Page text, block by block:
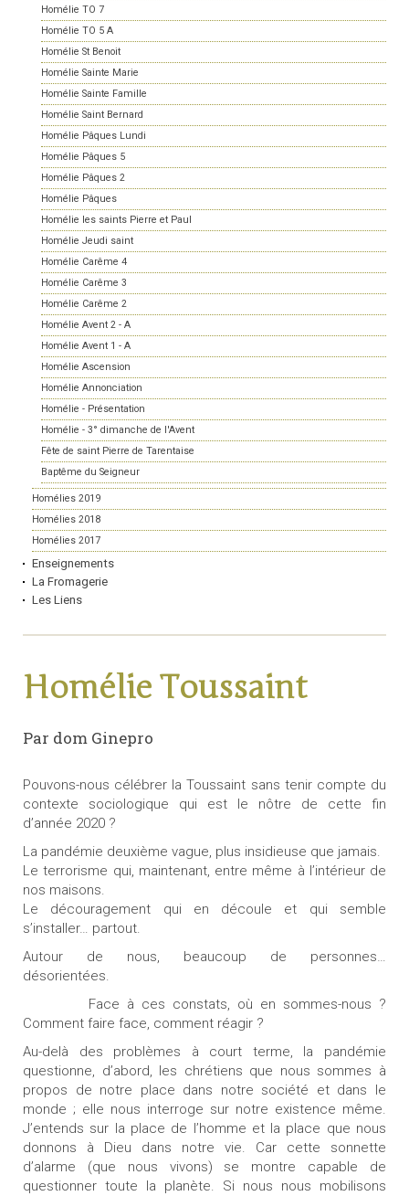
Homélie TO 7
Homélie TO 5 A
Homélie St Benoit
Homélie Sainte Marie
Homélie Sainte Famille
Homélie Saint Bernard
Homélie Pâques Lundi
Homélie Pâques 5
Homélie Pâques 2
Homélie Pâques
Homélie les saints Pierre et Paul
Homélie Jeudi saint
Homélie Carême 4
Homélie Carême 3
Homélie Carême 2
Homélie Avent 2 - A
Homélie Avent 1 - A
Homélie Ascension
Homélie Annonciation
Homélie - Présentation
Homélie - 3° dimanche de l'Avent
Fête de saint Pierre de Tarentaise
Baptême du Seigneur
Homélies 2019
Homélies 2018
Homélies 2017
Enseignements
La Fromagerie
Les Liens
Homélie Toussaint
Par dom Ginepro
Pouvons-nous célébrer la Toussaint sans tenir compte du
contexte sociologique qui est le nôtre de cette fin
d’année 2020 ?
La pandémie deuxième vague, plus insidieuse que jamais.
Le terrorisme qui, maintenant, entre même à l’intérieur de
nos maisons.
Le découragement qui en découle et qui semble
s’installer… partout.
Autour de nous, beaucoup de personnes…
désorientées.
Face à ces constats, où en sommes-nous ?
Comment faire face, comment réagir ?
Au-delà des problèmes à court terme, la pandémie
questionne, d’abord, les chrétiens que nous sommes à
propos de notre place dans notre société et dans le
monde ; elle nous interroge sur notre existence même.
J’entends sur la place de l’homme et la place que nous
donnons à Dieu dans notre vie. Car cette sonnette
d’alarme (que nous vivons) se montre capable de
questionner toute la planète. Si nous nous mobilisons